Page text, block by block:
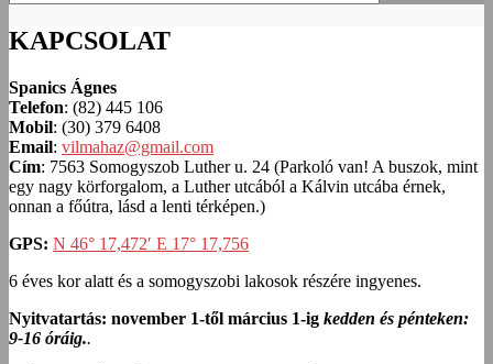
KAPCSOLAT
Spanics Ágnes
Telefon: (82) 445 106
Mobil: (30) 379 6408
Email: vilmahaz@gmail.com
Cím: 7563 Somogyszob Luther u. 24 (Parkoló van! A buszok, mint
egy nagy körforgalom, a Luther utcából a Kálvin utcába érnek,
onnan a főútra, lásd a lenti térképen.)
GPS: N 46° 17,472′ E 17° 17,756
6 éves kor alatt és a somogyszobi lakosok részére ingyenes.
Nyitvatartás: november 1-től március 1-ig kedden és pénteken:
9-16 óráig..